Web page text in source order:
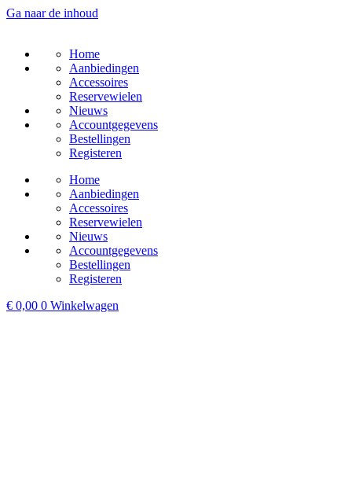
Ga naar de inhoud
Home
Aanbiedingen
Accessoires
Reservewielen
Nieuws
Accountgegevens
Bestellingen
Registeren
Home
Aanbiedingen
Accessoires
Reservewielen
Nieuws
Accountgegevens
Bestellingen
Registeren
€ 0,00 0 Winkelwagen